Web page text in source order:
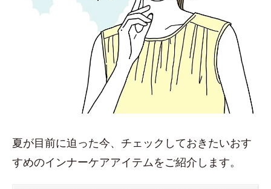
夏が目前に迫った今、チェックしておきたいおす
すめのインナーケアアイテムをご紹介します。